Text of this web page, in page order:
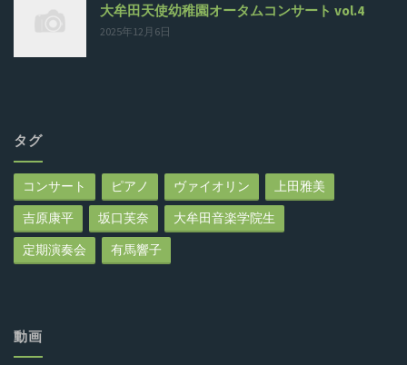
大牟田天使幼稚園オータムコンサート vol.4
2025年12月6日
タグ
コンサート ピアノ ヴァイオリン
上田雅美
吉原康平
坂口芙奈
大牟田音楽学院生
定期演奏会
有馬響子
動画